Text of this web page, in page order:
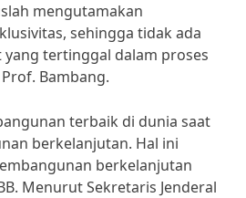
mengutamakan
sehingga tidak ada
tertinggal dalam proses
Bambang.
terbaik di dunia saat
berkelanjutan. Hal ini
berkelanjutan
Menurut Sekretaris Jenderal